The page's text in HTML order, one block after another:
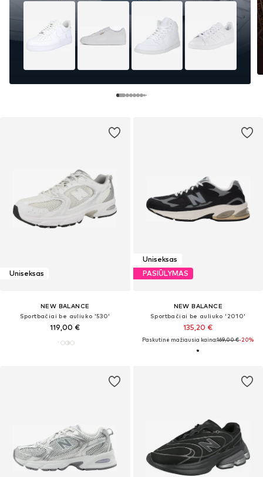
Uniseksas
NEW BALANCE
Sportbačiai be auliuko '530'
119,00 €
Uniseksas
PASIŪLYMAS
NEW BALANCE
Sportbačiai be auliuko '2010'
135,20 €
Paskutinė mažiausia kaina:169,00 €-20%